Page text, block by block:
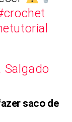
saco de